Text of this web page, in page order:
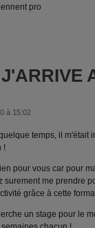
pro
à 15:02
temps, il m'était
!
pour vous car pour
surement me prendre
grâce à cette
un stage pour le